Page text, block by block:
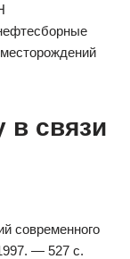
в связи
современного
— 527 с.